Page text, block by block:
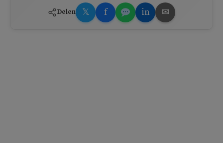
Delen 𝕏 f in ✉